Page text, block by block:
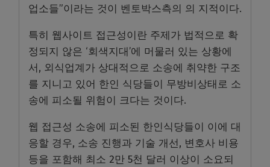
업소들”이라는 것이 벤토박스측의 의 지적이다.
특히 웹사이트 접근성이란 주제가 법적으로 확
정되지 않은 ‘회색지대’에 머물러 있는 상황에
서, 외식업계가 상대적으로 소송에 취약한 구조
를 지니고 있어 한인 식당들이 무방비상태로 소
송에 피소될 위험이 크다는 것이다.
웹 접근성 소송에 피소된 한인식당들이 이에 대
응할 경우, 소송 진행과 기술 개선, 변호사 비용
등을 포함해 최소 2만 5천 달러 이상이 소요되